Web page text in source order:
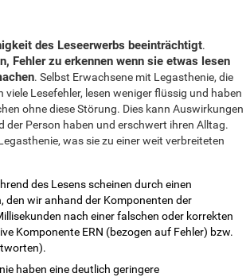
des Leseerwerbs beeinträchtigt.
Fehler zu erkennen wenn sie etwas lesen
. Selbst Erwachsene mit Legasthenie, die
Lesefehler, lesen weniger flüssig und haben
ohne diese Störung. Dies kann Auswirkungen
der Person haben und erschwert ihren Alltag.
was sie zu einer weit verbreiteten
des Lesens scheinen durch einen
den wir anhand der Komponenten der
nach einer falschen oder korrekten
Komponente ERN (bezogen auf Fehler) bzw.
haben eine deutlich geringere